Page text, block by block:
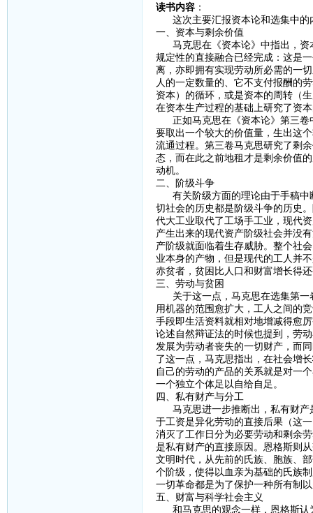
读书内容：
这次主要汇报资本论和选集中的
一、资本与剩余价值
马克思在《资本论》中指出，资
规定性的直接融合已经完成：这是
离，亦即拥有实现劳动所必需的一
人的一定数量的、它不支付报酬的
资本）的循环，或是资本的周转（
在资本生产过程的基础上研究了资
正如马克思在《资本论》第三卷
要取出一个较大的价值量，生出这
流通过程。第三卷马克思研究了剩
态，而在此之前地租才是剩余价值
动机。
二、阶级斗争
有关阶级方面的理论由于手稿中
切社会的历史都是阶级斗争的历史
代大工业取代了工场手工业，现代
产生出来的现代资产阶级社会并没
产阶级就面临着生存威胁。整个社
业本身的产物，但是现代的工人并
赤贫者，贫困比人口和财富增长得
三、劳动与贫困
关于这一点，马克思在选集第一
用机器的范围愈扩大，工人之间的
手段即生活资料就相对地增减得愈
论述自然辩证法的时候也提到，劳
发展为劳动者丧失的一切财产，而
了这一点，马克思指出，在社会增
自己的劳动的产品的关系就是对一
一个独立个体足以自给自足。
四、私有财产与分工
马克思进一步推断出，私有财产
于工资是异化劳动的直接后果（这
消灭了工作日分为必要劳动和剩余
是私有财产的直接原因。恩格斯则
文明时代，从先前的氏族、胞族、
个阶级，使得以血亲为基础的氏族
一切革命都是为了保护一种所有制
五、财富与科学社会主义
和马克思的观念一样，恩格斯认